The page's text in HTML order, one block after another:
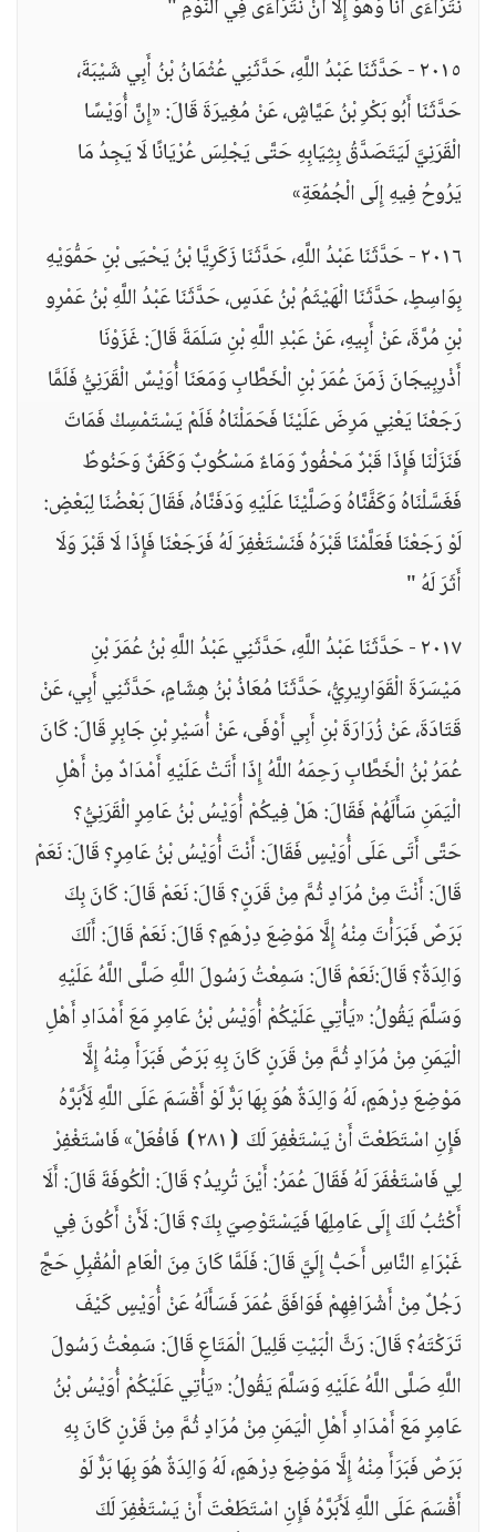
نَتَرَاءَى أَنَا وَهُوَ إِلَّا أَنْ نَتَرَاءَى فِي النَّوْمِ "
٢٠١٥ - حَدَّثَنَا عَبْدُ اللَّهِ، حَدَّثَنِي عُثْمَانُ بْنُ أَبِي شَيْبَةَ،
حَدَّثَنَا أَبُو بَكْرِ بْنُ عَيَّاشٍ، عَنْ مُغِيرَةَ قَالَ: «إِنَّ أُوَيْسًا
الْقَرَنِيَّ لَيَتَصَدَّقُ بِثِيَابِهِ حَتَّى يَجْلِسَ عُرْيَانًا لَا يَجِدُ مَا
يَرُوحُ فِيهِ إِلَى الْجُمُعَةِ»
٢٠١٦ - حَدَّثَنَا عَبْدُ اللَّهِ، حَدَّثَنَا زَكَرِيَّا بْنُ يَحْيَى بْنِ حَمُّوَيْهِ
بِوَاسِطٍ، حَدَّثَنَا الْهَيْثَمُ بْنُ عَدَسٍ، حَدَّثَنَا عَبْدُ اللَّهِ بْنُ عَمْرِو
بْنِ مُرَّةَ، عَنْ أَبِيهِ، عَنْ عَبْدِ اللَّهِ بْنِ سَلَمَةَ قَالَ: غَزَوْنَا
أَذْرِبِيجَانَ زَمَنَ عُمَرَ بْنِ الْخَطَّابِ وَمَعَنَا أُوَيْسٌ الْقَرَنِيُّ فَلَمَّا
رَجَعْنَا يَعْنِي مَرِضَ عَلَيْنَا فَحَمَلْنَاهُ فَلَمْ يَسْتَمْسِكْ فَمَاتَ
فَنَزَلْنَا فَإِذَا قَبْرٌ مَحْفُورٌ وَمَاءٌ مَسْكُوبٌ وَكَفَنٌ وَحَنُوطٌ
فَغَسَّلْنَاهُ وَكَفَّنَّاهُ وَصَلَّيْنَا عَلَيْهِ وَدَفَنَّاهُ، فَقَالَ بَعْضُنَا لِبَعْضٍ:
لَوْ رَجَعْنَا فَعَلَّمْنَا قَبْرَهُ فَنَسْتَغْفِرَ لَهُ فَرَجَعْنَا فَإِذَا لَا قَبْرَ وَلَا
أَثَرَ لَهُ "
٢٠١٧ - حَدَّثَنَا عَبْدُ اللَّهِ، حَدَّثَنِي عَبْدُ اللَّهِ بْنُ عُمَرَ بْنِ
مَيْسَرَةَ الْقَوَارِيرِيُّ، حَدَّثَنَا مُعَاذُ بْنُ هِشَامٍ، حَدَّثَنِي أَبِي، عَنْ
قَتَادَةَ، عَنْ زُرَارَةَ بْنِ أَبِي أَوْفَى، عَنْ أُسَيْرِ بْنِ جَابِرٍ قَالَ: كَانَ
عُمَرُ بْنُ الْخَطَّابِ رَحِمَهُ اللَّهُ إِذَا أَتَتْ عَلَيْهِ أَمْدَادٌ مِنْ أَهْلِ
الْيَمَنِ سَأَلَهُمْ فَقَالَ: هَلْ فِيكُمْ أُوَيْسُ بْنُ عَامِرٍ الْقَرَنِيُّ؟
حَتَّى أَتَى عَلَى أُوَيْسٍ فَقَالَ: أَنْتَ أُوَيْسُ بْنُ عَامِرٍ؟ قَالَ: نَعَمْ
قَالَ: أَنْتَ مِنْ مُرَادٍ ثُمَّ مِنْ قَرَنٍ؟ قَالَ: نَعَمْ قَالَ: كَانَ بِكَ
بَرَصٌ فَبَرَأْتَ مِنْهُ إِلَّا مَوْضِعَ دِرْهَمٍ؟ قَالَ: نَعَمْ قَالَ: أَلَكَ
وَالِدَةٌ؟ قَالَ:نَعَمْ قَالَ: سَمِعْتُ رَسُولَ اللَّهِ صَلَّى اللَّهُ عَلَيْهِ
وَسَلَّمَ يَقُولُ: «يَأْتِي عَلَيْكُمْ أُوَيْسُ بْنُ عَامِرٍ مَعَ أَمْدَادِ أَهْلِ
الْيَمَنِ مِنْ مُرَادٍ ثُمَّ مِنْ قَرَنٍ كَانَ بِهِ بَرَصٌ فَبَرَأَ مِنْهُ إِلَّا
مَوْضِعَ دِرْهَمٍ، لَهُ وَالِدَةٌ هُوَ بِهَا بَرٌّ لَوْ أَقْسَمَ عَلَى اللَّهِ لَأَبَرَّهُ
فَإِنِ اسْتَطَعْتَ أَنْ يَسْتَغْفِرَ لَكَ ⦗٢٨١⦘ فَافْعَلْ» فَاسْتَغْفِرْ
لِي فَاسْتَغْفَرَ لَهُ فَقَالَ عُمَرُ: أَيْنَ تُرِيدُ؟ قَالَ: الْكُوفَةَ قَالَ: أَلَا
أَكْتُبُ لَكَ إِلَى عَامِلِهَا فَيَسْتَوْصِيَ بِكَ؟ قَالَ: لَأَنْ أَكُونَ فِي
غَبْرَاءِ النَّاسِ أَحَبُّ إِلَيَّ قَالَ: فَلَمَّا كَانَ مِنَ الْعَامِ الْمُقْبِلِ حَجَّ
رَجُلٌ مِنْ أَشْرَافِهِمْ فَوَافَقَ عُمَرَ فَسَأَلَهُ عَنْ أُوَيْسٍ كَيْفَ
تَرَكْتَهُ؟ قَالَ: رَثَّ الْبَيْتِ قَلِيلَ الْمَتَاعِ قَالَ: سَمِعْتُ رَسُولَ
اللَّهِ صَلَّى اللَّهُ عَلَيْهِ وَسَلَّمَ يَقُولُ: «يَأْتِي عَلَيْكُمْ أُوَيْسُ بْنُ
عَامِرٍ مَعَ أَمْدَادِ أَهْلِ الْيَمَنِ مِنْ مُرَادٍ ثُمَّ مِنْ قَرْنٍ كَانَ بِهِ
بَرَصٌ فَبَرَأَ مِنْهُ إِلَّا مَوْضِعَ دِرْهَمٍ، لَهُ وَالِدَةٌ هُوَ بِهَا بَرٌّ لَوْ
أَقْسَمَ عَلَى اللَّهِ لَأَبَرَّهُ فَإِنِ اسْتَطَعْتَ أَنْ يَسْتَغْفِرَ لَكَ